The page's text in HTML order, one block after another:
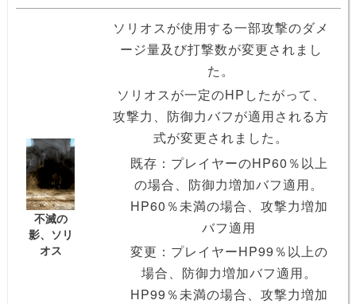
不滅の
影、ソリ
オス
ソリオスが使用する一部攻撃のダメ
ージ量及び打撃数が変更されまし
た。
ソリオスが一定のHPしたがって、
攻撃力、防御力バフが適用される方
式が変更されました。
既存：プレイヤーのHP60％以上
の場合、防御力増加バフ適用。
HP60％未満の場合、攻撃力増加
バフ適用
変更：プレイヤーHP99％以上の
場合、防御力増加バフ適用。
HP99％未満の場合、攻撃力増加